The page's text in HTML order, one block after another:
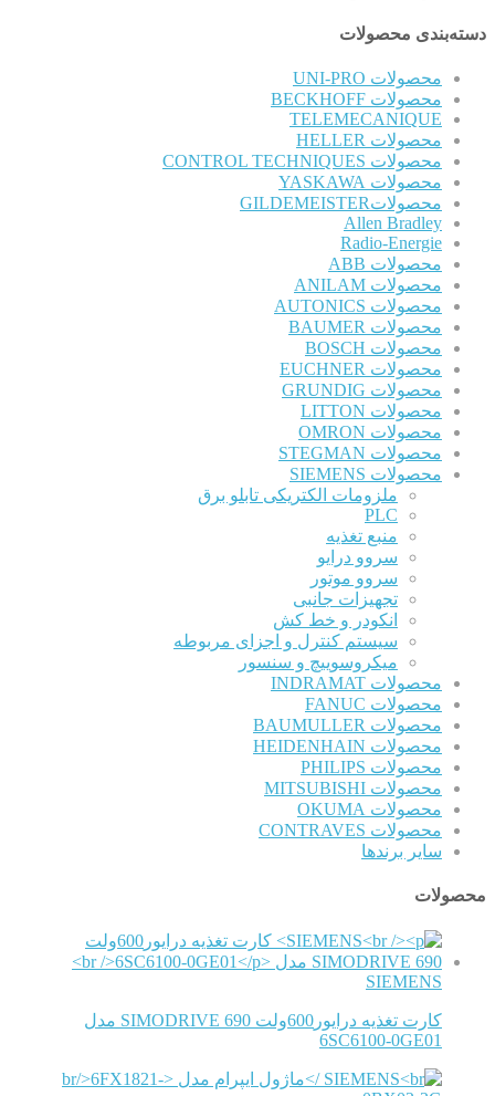
دسته‌بندی محصولات
محصولات UNI-PRO
محصولات BECKHOFF
TELEMECANIQUE
محصولات HELLER
محصولات CONTROL TECHNIQUES
محصولات YASKAWA
محصولاتGILDEMEISTER
Allen Bradley
Radio-Energie
محصولات ABB
محصولات ANILAM
محصولات AUTONICS
محصولات BAUMER
محصولات BOSCH
محصولات EUCHNER
محصولات GRUNDIG
محصولات LITTON
محصولات OMRON
محصولات STEGMAN
محصولات SIEMENS
ملزومات الکتریکی تابلو برق
PLC
منبع تغذیه
سروو درایو
سروو موتور
تجهیزات جانبی
انکودر و خط کش
سیستم کنترل و اجزای مربوطه
میکروسوییچ و سنسور
محصولات INDRAMAT
محصولات FANUC
محصولات BAUMULLER
محصولات HEIDENHAIN
محصولات PHILIPS
محصولات MITSUBISHI
محصولات OKUMA
محصولات CONTRAVES
سایر برندها
محصولات
SIEMENS
کارت تغذیه درایور600ولت SIMODRIVE 690 مدل
6SC6100-0GE01